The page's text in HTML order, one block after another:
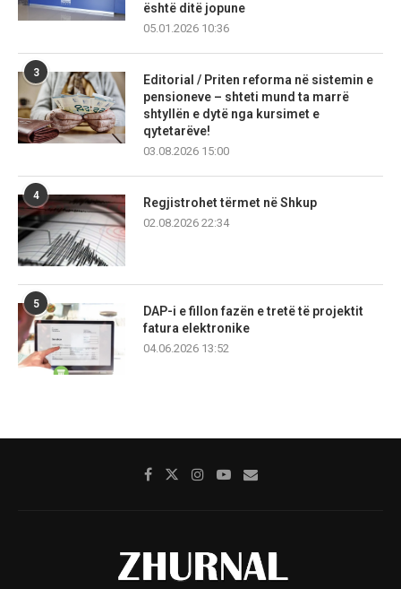
është ditë jopune
05.01.2026 10:36
3
Editorial / Priten reforma në sistemin e
pensioneve – shteti mund ta marrë
shtyllën e dytë nga kursimet e
qytetarëve!
03.08.2026 15:00
4
Regjistrohet tërmet në Shkup
02.08.2026 22:34
5
DAP-i e fillon fazën e tretë të projektit
fatura elektronike
04.06.2026 13:52